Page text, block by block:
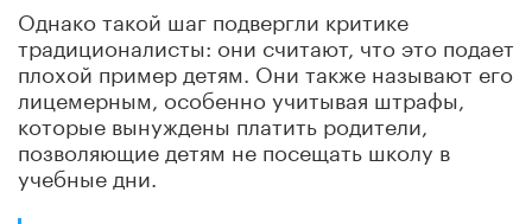
Однако такой шаг подвергли критике
традиционалисты: они считают, что это подает
плохой пример детям. Они также называют его
лицемерным, особенно учитывая штрафы,
которые вынуждены платить родители,
позволяющие детям не посещать школу в
учебные дни.